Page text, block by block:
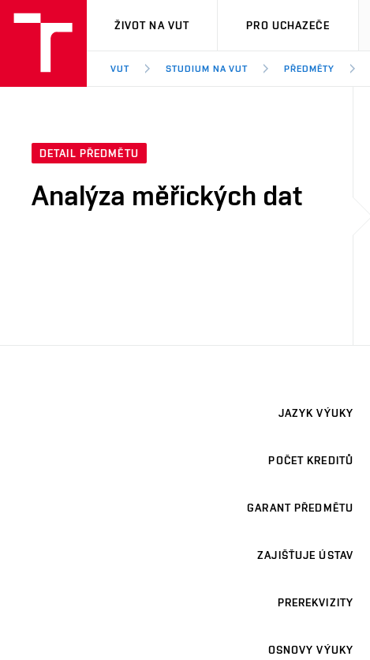
VUT
ŽIVOT NA VUT PRO UCHAZEČE
VUT STUDIUM NA VUT PŘEDMĚTY
DETAIL PŘEDMĚTU
Analýza měřických dat
JAZYK VÝUKY
POČET KREDITŮ
GARANT PŘEDMĚTU
ZAJIŠŤUJE ÚSTAV
PREREKVIZITY
OSNOVY VÝUKY